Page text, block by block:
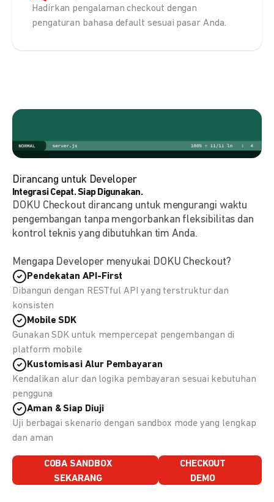
Hadirkan pengalaman checkout dengan
pengaturan bahasa default sesuai pasar Anda.
Dirancang untuk Developer
Integrasi Cepat. Siap Digunakan.
DOKU Checkout dirancang untuk mengurangi waktu
pengembangan tanpa mengorbankan fleksibilitas dan
kontrol teknis yang dibutuhkan tim Anda.
Mengapa Developer menyukai DOKU Checkout?
Pendekatan API-First
Dibangun dengan RESTful API yang terstruktur dan
konsisten
Mobile SDK
Gunakan SDK untuk mempercepat pengembangan di
platform mobile
Kustomisasi Alur Pembayaran
Kendalikan alur dan logika pembayaran sesuai kebutuhan
pengguna
Aman & Siap Diuji
Uji berbagai skenario dengan sandbox mode yang lengkap
dan aman
COBA SANDBOX
SEKARANG
CHECKOUT
DEMO